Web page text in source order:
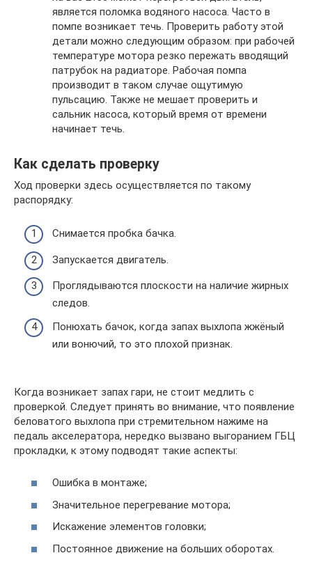
является поломка водяного насоса. Часто в
помпе возникает течь. Проверить работу этой
детали можно следующим образом: при рабочей
температуре мотора резко пережать вводящий
патрубок на радиаторе. Рабочая помпа
производит в таком случае ощутимую
пульсацию. Также не мешает проверить и
сальник насоса, который время от времени
начинает течь.
Как сделать проверку
Ход проверки здесь осуществляется по такому
распорядку:
Снимается пробка бачка.
Запускается двигатель.
Проглядываются плоскости на наличие жирных
следов.
Понюхать бачок, когда запах выхлопа жжёный
или вонючий, то это плохой признак.
Когда возникает запах гари, не стоит медлить с
проверкой. Следует принять во внимание, что появление
беловатого выхлопа при стремительном нажиме на
педаль акселератора, нередко вызвано выгоранием ГБЦ
прокладки, к этому подводят такие аспекты:
Ошибка в монтаже;
Значительное перегревание мотора;
Искажение элементов головки;
Постоянное движение на больших оборотах.